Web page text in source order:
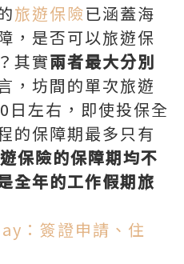
旅遊保險已涵蓋海
，是否可以旅遊保
其實兩者最大分別
，坊間的單次旅遊
日左右，即使投保全
的保障期最多只有
保險的保障期均不
全年的工作假期旅
：簽證申請、住